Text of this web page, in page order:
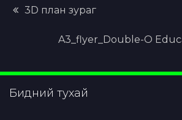
3D план зураг
A3_flyer_Double-O
Бидний тухай